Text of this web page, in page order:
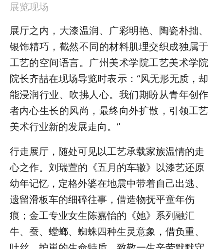
展览现场
展厅之内，大漆温润、广彩明艳、陶瓷朴拙、
银饰精巧， 截然不同的材料肌理交织成独属于
工艺的空间语言。广州美术学院工艺美术学院
院长齐喆在现场导览时表示：“风无形无质，却
能浸润行业、吹拂人心。我们期盼从青年创作
者内心生长的风尚，最终向外扩散，引领工艺
美术行业新的发展走向。”
行走展厅，随处可见以工艺承载家族温情的走
心之作。刘瑞萱的《五月的车辙》以漆艺还原
幼年记忆，定格外婆在地震中带着自己出逃、
遗留滑板车的细碎往事，借造物抚平童年伤
痕；金工专业女生陈嘉怡的《她》系列融汇
牛、蚕、螳螂、蜘蛛四种生灵意象，借负重、